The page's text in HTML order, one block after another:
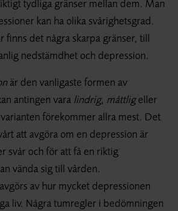
tydliga gränser mellan dem. Man
kan ha olika svårighetsgrad.
finns det några skarpa gränser, till
nedstämdhet och depression.
är den vanligaste formen av
antingen vara lindrig, måttligeller
förekommer allra mest. Det
att avgöra om en depression är
svår och för att få en riktig
vända sig till vården.
av hur mycket depressionen
liv. Några tumregler i bedömningen